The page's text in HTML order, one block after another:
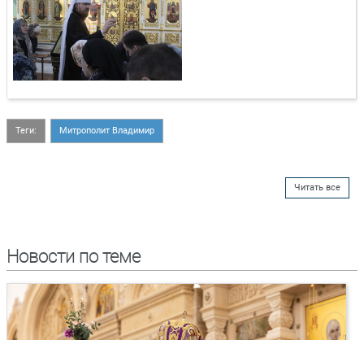
Теги: Митрополит Владимир
Читать все
Новости по теме